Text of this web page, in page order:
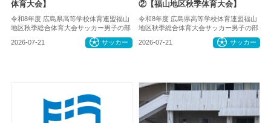
体育大会】
令和8年度 広島県高等学校体育連盟福山
地区秋季総合体育大会サッカー男子の部
2026-07-21 サッカー
②【福山地区秋季体育大会】
令和8年度 広島県高等学校体育連盟福山
地区秋季総合体育大会サッカー男子の部
2026-07-21 サッカー